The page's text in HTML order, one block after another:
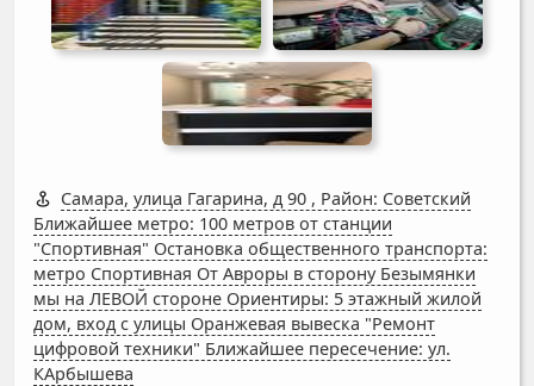
Самара, улица Гагарина, д 90 , Район: Советский
Ближайшее метро: 100 метров от станции
"Спортивная" Остановка общественного транспорта:
метро Спортивная От Авроры в сторону Безымянки
мы на ЛЕВОЙ стороне Ориентиры: 5 этажный жилой
дом, вход с улицы Оранжевая вывеска "Ремонт
цифровой техники" Ближайшее пересечение: ул.
КАрбышева